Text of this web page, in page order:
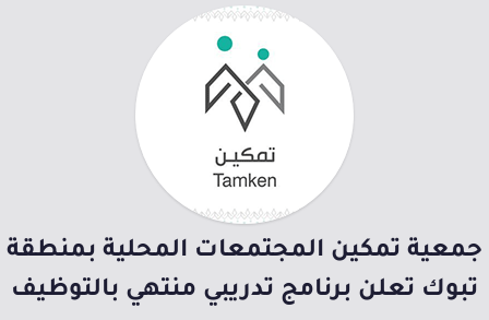
جمعية تمكين المجتمعات المحلية بمنطقة
تبوك تعلن برنامج تدريبي منتهي بالتوظيف